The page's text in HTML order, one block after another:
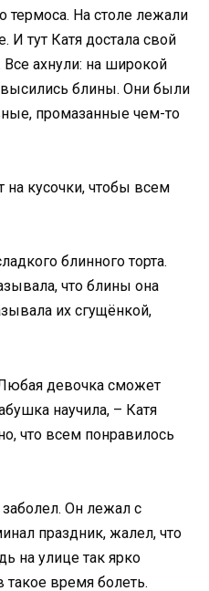
термоса. На столе лежали
И тут Катя достала свой
ахнули: на широкой
блины. Они были
промазанные чем-то
на кусочки, чтобы всем
блинного торта.
что блины она
их сгущёнкой,
девочка сможет
научила, – Катя
что всем понравилось
Он лежал с
праздник, жалел, что
на улице так ярко
время болеть.